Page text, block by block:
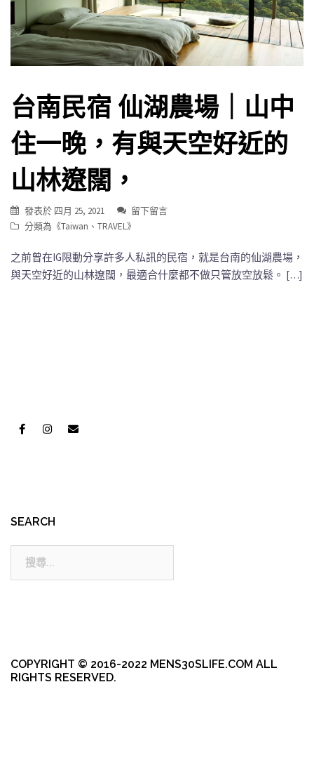
台南民宿 仙湖農場｜山中
住一晚，有與天空好近的
山林遼闊，
發表於 四月 25, 2021
留下留言
分類為《Taiwan 、 TRAVEL》
之前曾在IG限動分享許多人私訊的民宿，就是台南的仙湖農場，
與天空好近的山林遼闊，最適合什麼都不做只管放空放鬆。 […]
SEARCH
COPYRIGHT © 2016-2022 MENS30SLIFE.COM ALL
RIGHTS RESERVED.